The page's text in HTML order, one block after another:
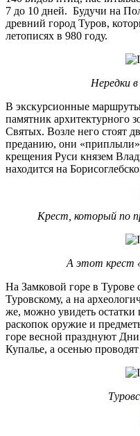
7 до 10 дней. Будучи на
древний город Туров,
летописях в 980 году.
Нередки
В экскурсионные
памятник архитектурного
Святых. Возле него стоят
преданию, они
крещения Руси князем
находится на
Крест, который по
А этот крест
На Замковой горе в Турове
Туровскому, а на
же, можно увидеть
раскопок оружие и
горе весной празднуют
Купалье, а осенью